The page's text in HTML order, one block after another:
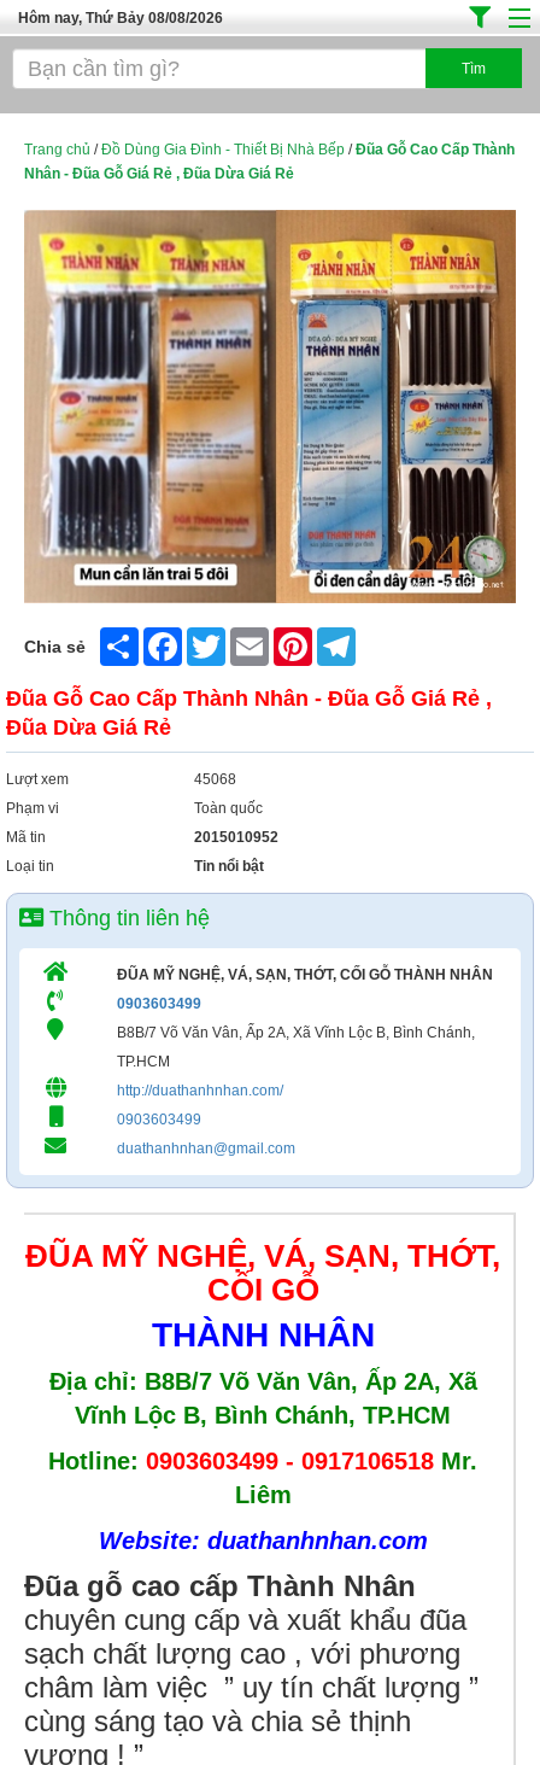
Hôm nay, Thứ Bảy 08/08/2026
Trang chủ
Tuyển Sinh Đào Tạo
Đồ Dùng Nội Ngoại Thất
Điện Tử Điện Máy
Làm Đẹp
Thời Trang
Việc Làm
Dịch Vụ
Hàng Tiêu Dùng
Xây Dựng
Trang chủ /Đồ Dùng Gia Đình - Thiết Bị Nhà Bếp /Đũa Gỗ Cao Cấp Thành
Nhân - Đũa Gỗ Giá Rẻ , Đũa Dừa Giá Rẻ
Chia sẻ Share FacebookTwitter Email Pinterest
Đũa Gỗ Cao Cấp Thành Nhân - Đũa Gỗ Giá Rẻ ,
Đũa Dừa Giá Rẻ
Lượt xem
45068
Phạm vi
Toàn quốc
Mã tin
2015010952
Loại tin
Tin nổi bật
Thông tin liên hệ
ĐŨA MỸ NGHỆ, VÁ, SẠN, THỚT, CỐI GỖ THÀNH NHÂN
0903603499
B8B/7 Võ Văn Vân, Ấp 2A, Xã Vĩnh Lộc B, Bình Chánh,
TP.HCM
http://duathanhnhan.com/
0903603499
duathanhnhan@gmail.com
ĐŨA MỸ NGHỆ, VÁ, SẠN, THỚT,
CỐI GỖ
THÀNH NHÂN
Địa chỉ: B8B/7 Võ Văn Vân, Ấp 2A, Xã
Vĩnh Lộc B, Bình Chánh, TP.HCM
Hotline: 0903603499 - 0917106518 Mr.
Liêm
Website: duathanhnhan.com
Đũa gỗ cao cấp Thành Nhân
chuyên cung cấp và xuất khẩu đũa
sạch chất lượng cao , với phương
châm làm việc ” uy tín chất lượng ”
cùng sáng tạo và chia sẻ thịnh
vượng ! ”